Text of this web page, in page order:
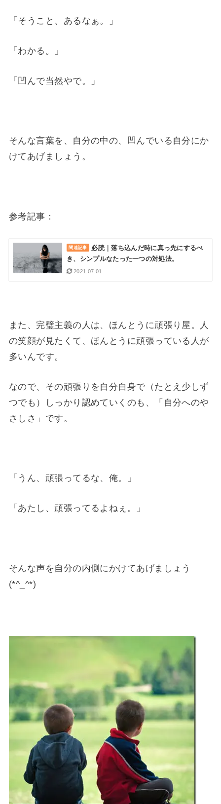
「そうこと、あるなぁ。」
「わかる。」
「凹んで当然やで。」
そんな言葉を、自分の中の、凹んでいる自分にか
けてあげましょう。
参考記事：
必読｜落ち込んだ時に真っ先にするべ
き、シンプルなたった一つの対処法。
2021.07.01
また、完璧主義の人は、ほんとうに頑張り屋。人
の笑顔が見たくて、ほんとうに頑張っている人が
多いんです。
なので、その頑張りを自分自身で（たとえ少しず
つでも）しっかり認めていくのも、「自分へのや
さしさ」です。
「うん、頑張ってるな、俺。」
「あたし、頑張ってるよねぇ。」
そんな声を自分の内側にかけてあげましょう
(*^_^*)